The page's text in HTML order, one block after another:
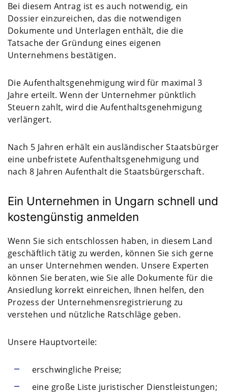
Bei diesem Antrag ist es auch notwendig, ein
Dossier einzureichen, das die notwendigen
Dokumente und Unterlagen enthält, die die
Tatsache der Gründung eines eigenen
Unternehmens bestätigen.
Die Aufenthaltsgenehmigung wird für maximal 3
Jahre erteilt. Wenn der Unternehmer pünktlich
Steuern zahlt, wird die Aufenthaltsgenehmigung
verlängert.
Nach 5 Jahren erhält ein ausländischer Staatsbürger
eine unbefristete Aufenthaltsgenehmigung und
nach 8 Jahren Aufenthalt die Staatsbürgerschaft.
Ein Unternehmen in Ungarn schnell und
kostengünstig anmelden
Wenn Sie sich entschlossen haben, in diesem Land
geschäftlich tätig zu werden, können Sie sich gerne
an unser Unternehmen wenden. Unsere Experten
können Sie beraten, wie Sie alle Dokumente für die
Ansiedlung korrekt einreichen, Ihnen helfen, den
Prozess der Unternehmensregistrierung zu
verstehen und nützliche Ratschläge geben.
Unsere Hauptvorteile:
erschwingliche Preise;
eine große Liste juristischer Dienstleistungen;